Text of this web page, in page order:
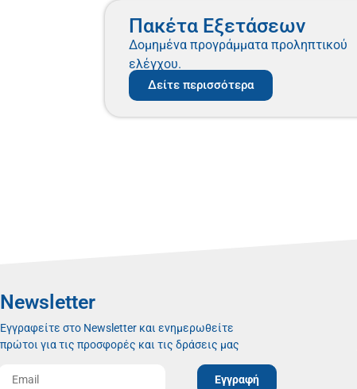
Πακέτα Εξετάσεων
Δομημένα προγράμματα προληπτικού
ελέγχου.
Δείτε περισσότερα
Newsletter
Εγγραφείτε στο Newsletter και ενημερωθείτε
πρώτοι για τις προσφορές και τις δράσεις μας
Εγγραφή